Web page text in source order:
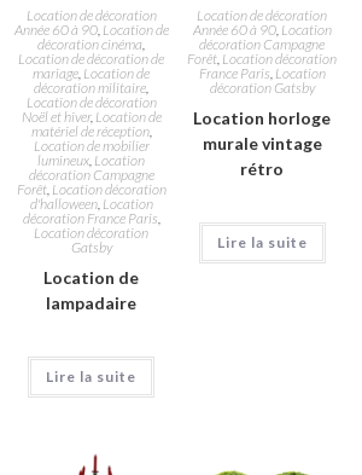
Location de décoration
Année 60 à 90, Location de
décoration cinéma,
Location de décoration de
mariage, Location de
décoration militaire,
Location de décoration
Noël et hiver, Location de
matériel de réception,
Location de mobilier
lumineux, Location
décoration Campagne
Forêt, Location décoration
d'halloween, Location
décoration France Paris,
Location décoration
Gatsby
Location de
lampadaire
Lire la suite
Location de décoration
Année 60 à 90, Location
décoration Campagne
Forêt, Location décoration
France Paris, Location
décoration Gatsby
Location horloge
murale vintage
rétro
Lire la suite